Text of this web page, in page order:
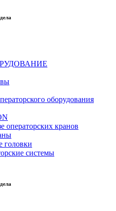
оборудования
операторских кранов
системы